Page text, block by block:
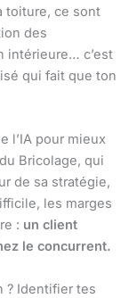
toiture, ce sont
des
intérieure… c’est
qui fait que ton
l’IA pour mieux
Bricolage, qui
de sa stratégie,
les marges
: un client
le concurrent.
? Identifier tes